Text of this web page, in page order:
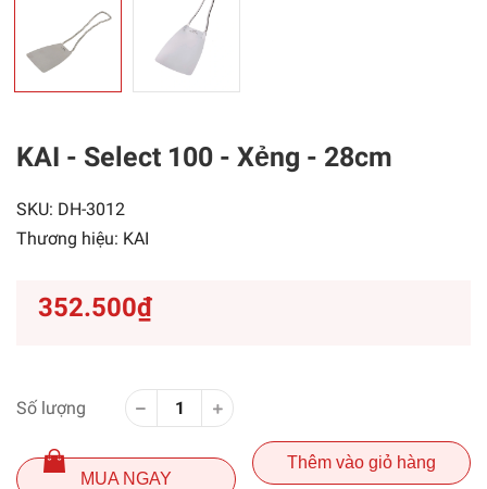
KAI - Select 100 - Xẻng - 28cm
SKU: DH-3012
Thương hiệu: KAI
352.500₫
Số lượng
MUA NGAY
Thêm vào giỏ hàng